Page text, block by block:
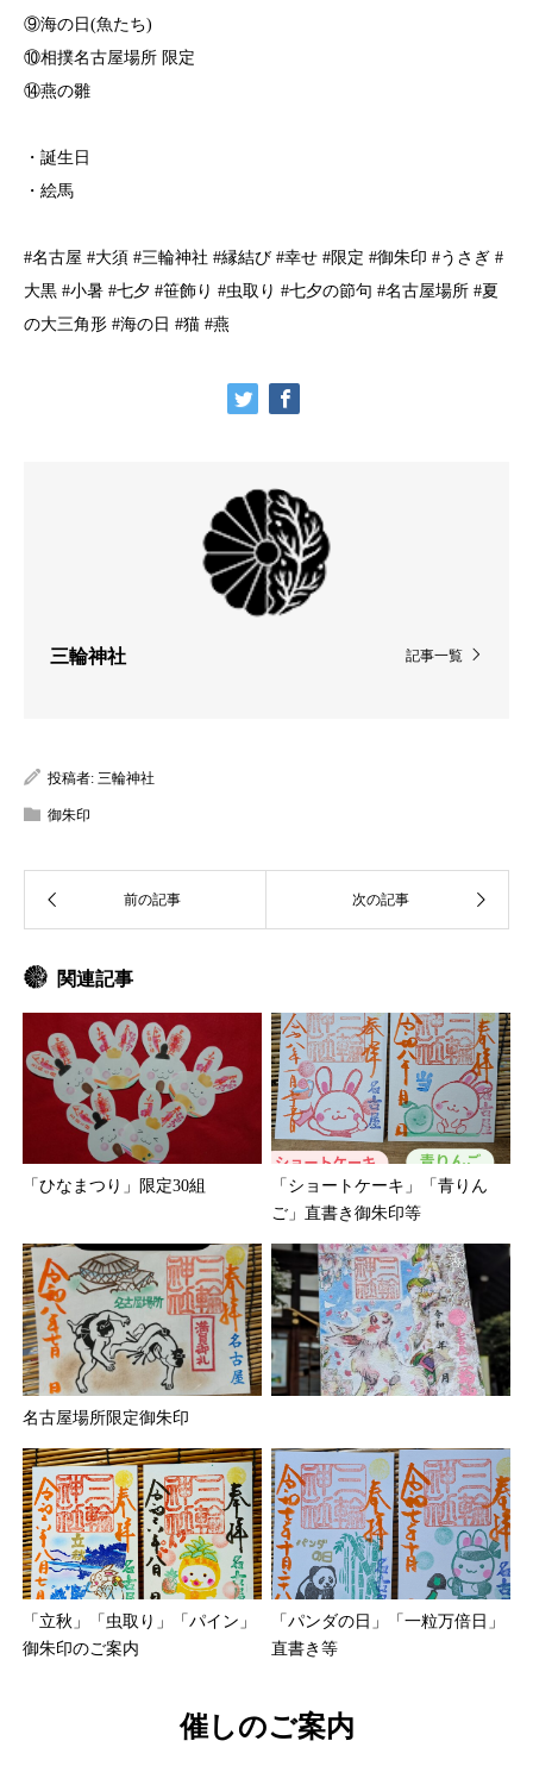
⑨海の日(魚たち)
⑩相撲名古屋場所 限定
⑭燕の雛
・誕生日
・絵馬
#名古屋 #大須 #三輪神社 #縁結び #幸せ #限定 #御朱印 #うさぎ #
大黒 #小暑 #七夕 #笹飾り #虫取り #七夕の節句 #名古屋場所 #夏
の大三角形 #海の日 #猫 #燕
記事一覧
三輪神社
投稿者: 三輪神社
御朱印
関連記事
「ひなまつり」限定30組
「ショートケーキ」「青りん
ご」直書き御朱印等
名古屋場所限定御朱印
「立秋」「虫取り」「パイン」
御朱印のご案内
「パンダの日」「一粒万倍日」
直書き等
催しのご案内